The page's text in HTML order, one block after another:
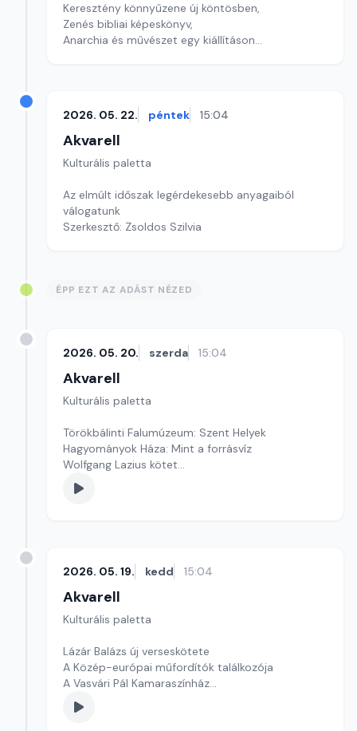
Keresztény könnyűzene új köntösben,
Zenés bibliai képeskönyv,
Anarchia és művészet egy kiállításon
2026. 05. 22. péntek 15:04
Akvarell
Kulturális paletta
Az elmúlt időszak legérdekesebb anyagaiból
válogatunk
Szerkesztő: Zsoldos Szilvia
ÉPP EZT AZ ADÁST NÉZED
2026. 05. 20. szerda 15:04
Akvarell
Kulturális paletta
Törökbálinti Falumúzeum: Szent Helyek
Hagyományok Háza: Mint a forrásvíz
Wolfgang Lazius kötet
Szerkesztő: Fazekas Gyöngyvér
2026. 05. 19. kedd 15:04
Akvarell
Kulturális paletta
Lázár Balázs új verseskötete
A Közép-európai műfordítók találkozója
A Vasvári Pál Kamaraszínház
Szerkesztő: Tóth J. András